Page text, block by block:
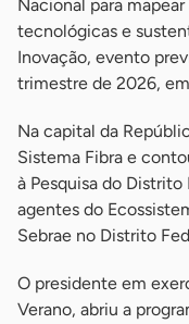
Nacional para
tecnológicas e
Inovação, evento
trimestre de 2026,
Na capital da
Sistema Fibra e
à Pesquisa do Distrito
agentes do
Sebrae no Distrito
O presidente em
Verano, abriu a